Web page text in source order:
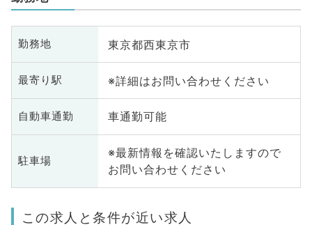
勤務地 東京都西東京市
最寄り駅 ※詳細はお問い合わせください
自動車通勤 車通勤可能
駐車場
※最新情報を確認いたしますので
お問い合わせください
この求人と条件が近い求人